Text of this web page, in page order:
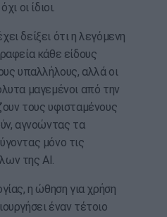
οι ίδιοι.
δείξει ότι η λεγόμενη
κάθε είδους
υπαλλήλους, αλλά οι
μαγεμένοι από την
τους υφισταμένους
αγνοώντας τα
μόνο τις
της ΑΙ.
η ώθηση για χρήση
έναν τέτοιο